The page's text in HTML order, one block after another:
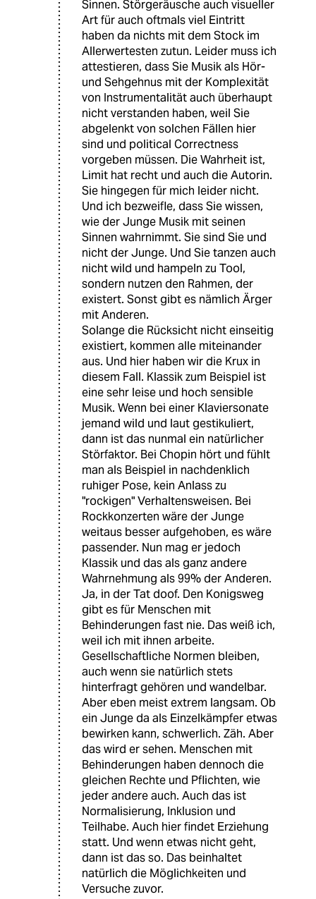
Sinnen. Störgeräusche auch visueller
Art für auch oftmals viel Eintritt
haben da nichts mit dem Stock im
Allerwertesten zutun. Leider muss ich
attestieren, dass Sie Musik als Hör-
und Sehgehnus mit der Komplexität
von Instrumentalität auch überhaupt
nicht verstanden haben, weil Sie
abgelenkt von solchen Fällen hier
sind und political Correctness
vorgeben müssen. Die Wahrheit ist,
Limit hat recht und auch die Autorin.
Sie hingegen für mich leider nicht.
Und ich bezweifle, dass Sie wissen,
wie der Junge Musik mit seinen
Sinnen wahrnimmt. Sie sind Sie und
nicht der Junge. Und Sie tanzen auch
nicht wild und hampeln zu Tool,
sondern nutzen den Rahmen, der
existert. Sonst gibt es nämlich Ärger
mit Anderen.
Solange die Rücksicht nicht einseitig
existiert, kommen alle miteinander
aus. Und hier haben wir die Krux in
diesem Fall. Klassik zum Beispiel ist
eine sehr leise und hoch sensible
Musik. Wenn bei einer Klaviersonate
jemand wild und laut gestikuliert,
dann ist das nunmal ein natürlicher
Störfaktor. Bei Chopin hört und fühlt
man als Beispiel in nachdenklich
ruhiger Pose, kein Anlass zu
"rockigen" Verhaltensweisen. Bei
Rockkonzerten wäre der Junge
weitaus besser aufgehoben, es wäre
passender. Nun mag er jedoch
Klassik und das als ganz andere
Wahrnehmung als 99% der Anderen.
Ja, in der Tat doof. Den Konigsweg
gibt es für Menschen mit
Behinderungen fast nie. Das weiß ich,
weil ich mit ihnen arbeite.
Gesellschaftliche Normen bleiben,
auch wenn sie natürlich stets
hinterfragt gehören und wandelbar.
Aber eben meist extrem langsam. Ob
ein Junge da als Einzelkämpfer etwas
bewirken kann, schwerlich. Zäh. Aber
das wird er sehen. Menschen mit
Behinderungen haben dennoch die
gleichen Rechte und Pflichten, wie
jeder andere auch. Auch das ist
Normalisierung, Inklusion und
Teilhabe. Auch hier findet Erziehung
statt. Und wenn etwas nicht geht,
dann ist das so. Das beinhaltet
natürlich die Möglichkeiten und
Versuche zuvor.